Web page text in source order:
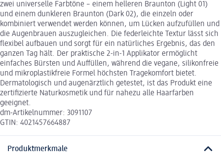
zwei universelle Farbtöne – einem helleren Braunton (Light 01)
und einem dunkleren Braunton (Dark 02), die einzeln oder
kombiniert verwendet werden können, um Lücken aufzufüllen und
die Augenbrauen auszugleichen. Die federleichte Textur lässt sich
flexibel aufbauen und sorgt für ein natürliches Ergebnis, das den
ganzen Tag hält. Der praktische 2-in-1 Applikator ermöglicht
einfaches Bürsten und Auffüllen, während die vegane, silikonfreie
und mikroplastikfreie Formel höchsten Tragekomfort bietet.
Dermatologisch und augenärztlich getestet, ist das Produkt eine
zertifizierte Naturkosmetik und für nahezu alle Haarfarben
geeignet.
dm-Artikelnummer: 3091107
GTIN: 4021457664887
Produktmerkmale